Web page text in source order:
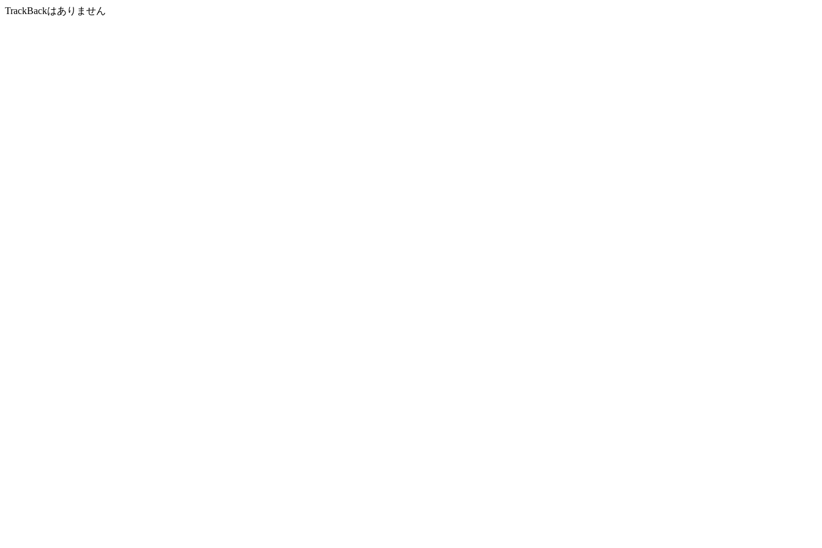
TrackBackはありません